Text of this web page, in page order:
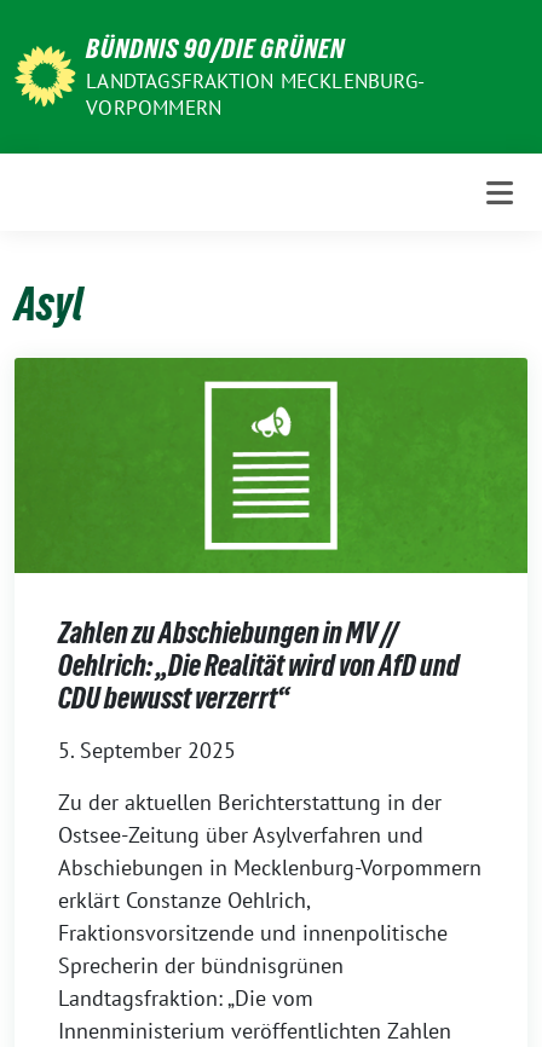
zum
Inhalt
BÜNDNIS 90/DIE GRÜNEN
LANDTAGSFRAKTION MECKLENBURG-
VORPOMMERN
Asyl
Zahlen zu Abschiebungen in MV //
Oehlrich: „Die Realität wird von AfD und
CDU bewusst verzerrt“
5. September 2025
Zu der aktuellen Berichterstattung in der
Ostsee-Zeitung über Asylverfahren und
Abschiebungen in Mecklenburg-Vorpommern
erklärt Constanze Oehlrich,
Fraktionsvorsitzende und innenpolitische
Sprecherin der bündnisgrünen
Landtagsfraktion: „Die vom
Innenministerium veröffentlichten Zahlen